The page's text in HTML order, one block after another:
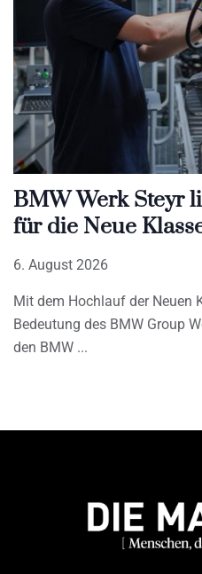
BMW Werk Steyr
für die Neue
6. August 2026
Mit dem Hochlauf der Neuen
Bedeutung des BMW Group
den BMW